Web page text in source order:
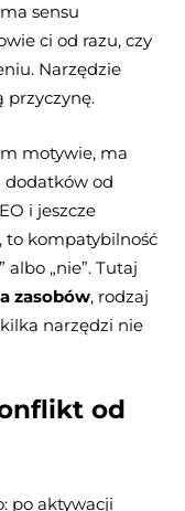
sensu
ci od razu, czy
Narzędzie
przyczynę.
motywie, ma
dodatków od
i jeszcze
to kompatybilność
albo „nie”. Tutaj
zasobów, rodzaj
narzędzi nie
od
po aktywacji